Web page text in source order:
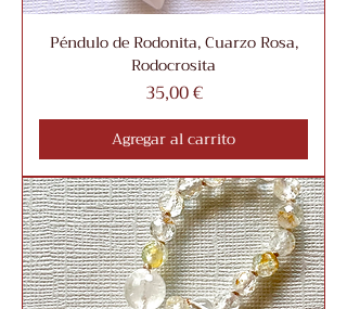
Péndulo de Rodonita, Cuarzo Rosa,
Rodocrosita
Precio
35,00 €
Agregar al carrito